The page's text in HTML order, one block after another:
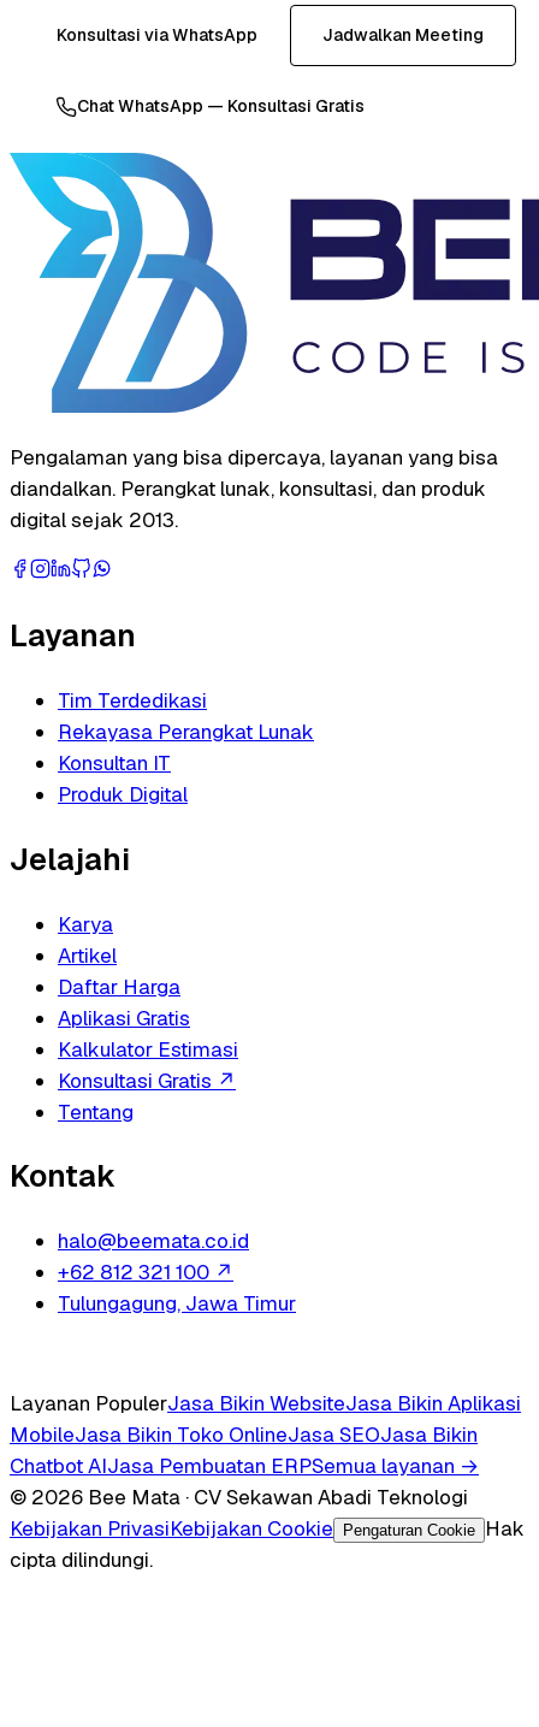
Konsultasi via WhatsApp Jadwalkan Meeting
Chat WhatsApp — Konsultasi Gratis
Pengalaman yang bisa dipercaya, layanan yang bisa
diandalkan. Perangkat lunak, konsultasi, dan produk
digital sejak 2013.
Layanan
Tim Terdedikasi
Rekayasa Perangkat Lunak
Konsultan IT
Produk Digital
Jelajahi
Karya
Artikel
Daftar Harga
Aplikasi Gratis
Kalkulator Estimasi
Konsultasi Gratis ↗
Tentang
Kontak
halo@beemata.co.id
+62 812 321 100 ↗
Tulungagung, Jawa Timur
Layanan PopulerJasa Bikin WebsiteJasa Bikin Aplikasi
MobileJasa Bikin Toko OnlineJasa SEOJasa Bikin
Chatbot AIJasa Pembuatan ERPSemua layanan →
© 2026 Bee Mata · CV Sekawan Abadi Teknologi
Kebijakan PrivasiKebijakan Cookie Pengaturan Cookie
Hak
cipta dilindungi.